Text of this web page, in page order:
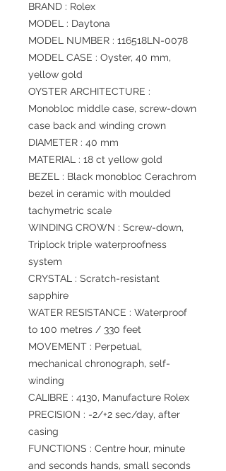
BRAND : Rolex
MODEL : Daytona
MODEL NUMBER : 116518LN-0078
MODEL CASE : Oyster, 40 mm,
yellow gold
OYSTER ARCHITECTURE :
Monobloc middle case, screw-down
case back and winding crown
DIAMETER : 40 mm
MATERIAL : 18 ct yellow gold
BEZEL : Black monobloc Cerachrom
bezel in ceramic with moulded
tachymetric scale
WINDING CROWN : Screw-down,
Triplock triple waterproofness
system
CRYSTAL : Scratch-resistant
sapphire
WATER RESISTANCE : Waterproof
to 100 metres / 330 feet
MOVEMENT : Perpetual,
mechanical chronograph, self-
winding
CALIBRE : 4130, Manufacture Rolex
PRECISION : -2/+2 sec/day, after
casing
FUNCTIONS : Centre hour, minute
and seconds hands, small seconds